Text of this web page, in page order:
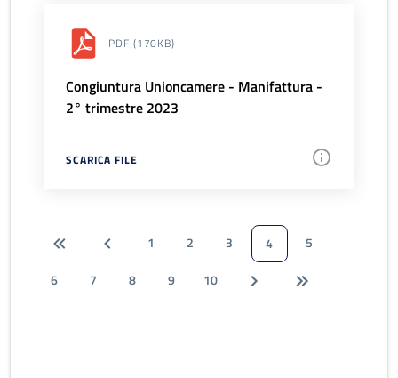
PDF (170KB)
Congiuntura Unioncamere - Manifattura -
2° trimestre 2023
SCARICA FILE
1 2 3 4
5
6
7 8 9 10